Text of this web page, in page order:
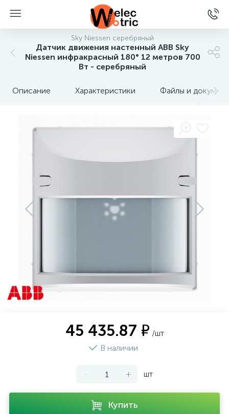
Sky Niessen серебряный
Датчик движения настенный ABB Sky
Niessen инфракрасный 180° 12 метров 700
Вт - серебряный
Описание Характеристики Файлы и
45 435.87 ₽ /шт
В наличии
- + шт
Купить